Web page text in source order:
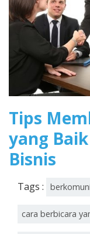
Tips
yang
Bisnis
Tags :
cara berbicara